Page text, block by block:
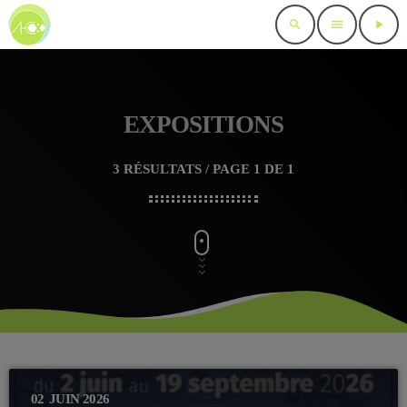
search menu play_arrow
EXPOSITIONS
3 RÉSULTATS / PAGE 1 DE 1
02 JUIN 2026